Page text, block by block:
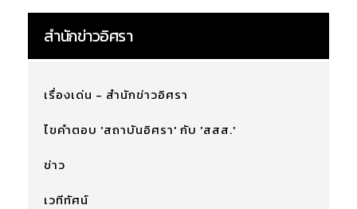
สำนักข่าวอิศรา
เรื่องเด่น - สำนักข่าวอิศรา
ไขคำตอบ 'สถาบันอิศรา' กับ 'สสส.'
ข่าว
เวทีทัศน์